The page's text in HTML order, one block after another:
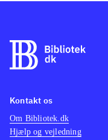
Kontakt os
Om Bibliotek.dk
Hjælp og vejledning